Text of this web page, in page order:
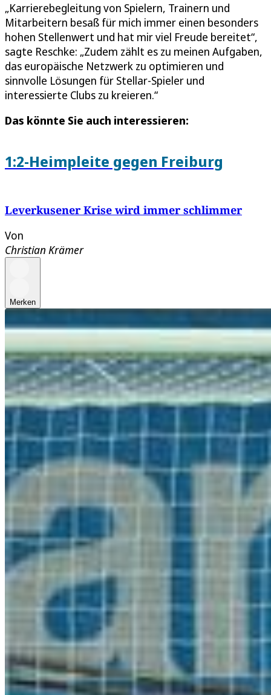
„Karrierebegleitung von Spielern, Trainern und
Mitarbeitern besaß für mich immer einen besonders
hohen Stellenwert und hat mir viel Freude bereitet“,
sagte Reschke: „Zudem zählt es zu meinen Aufgaben,
das europäische Netzwerk zu optimieren und
sinnvolle Lösungen für Stellar-Spieler und
interessierte Clubs zu kreieren.“
Das könnte Sie auch interessieren:
1:2-Heimpleite gegen Freiburg
Leverkusener Krise wird immer schlimmer
Von
Christian Krämer
Merken